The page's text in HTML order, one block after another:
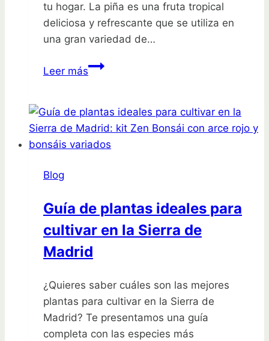
tu hogar. La piña es una fruta tropical
deliciosa y refrescante que se utiliza en
una gran variedad de…
Leer másPlanta
piña
en
casa
paso
a
paso
Blog
Guía de plantas ideales para
cultivar en la Sierra de
Madrid
¿Quieres saber cuáles son las mejores
plantas para cultivar en la Sierra de
Madrid? Te presentamos una guía
completa con las especies más